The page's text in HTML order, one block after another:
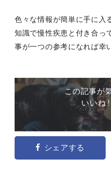
色々な情報が簡単に手に入
知識で慢性疾患と付き合っ
事が一つの参考になれば幸
この記事が
いいね
シェアする